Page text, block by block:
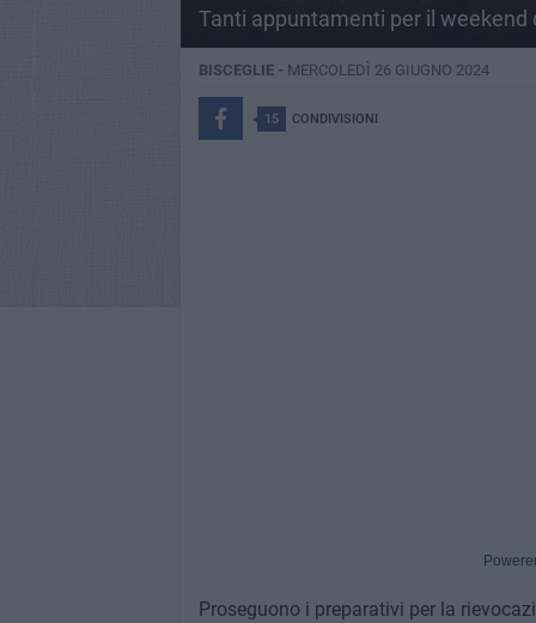
Tanti appuntamenti per il weekend
BISCEGLIE - MERCOLEDÌ 26 GIUGNO 2024
15 CONDIVISIONI
Proseguono i preparativi per la